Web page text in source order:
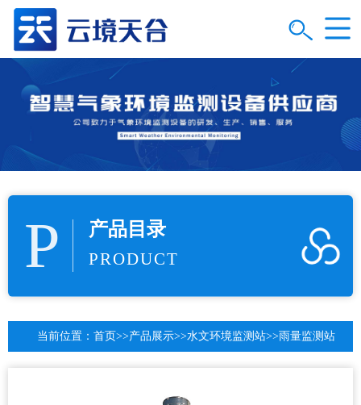
P 产品目录
PRODUCT
当前位置： 首页>>产品展示>>水文环境监测站>>雨量监测站